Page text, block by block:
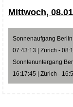
Mittwoch,
Sonnenaufgang
07:43:13 | Zürich -
Sonntenuntergang
16:17:45 | Zürich -